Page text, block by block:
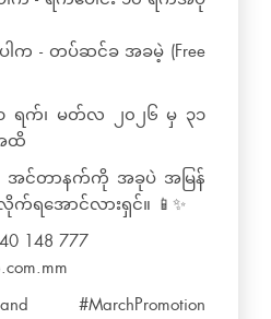
ါက - တပ်ဆင်ခ အခမဲ့ (Free
ရက်၊ မတ်လ ၂၀၂၆ မှ ၃၁
ထိ
အင်တာနက်ကို အခုပဲ အမြန်
ရအောင်လားရှင်။ 📱✨
148 777
#MarchPromotion